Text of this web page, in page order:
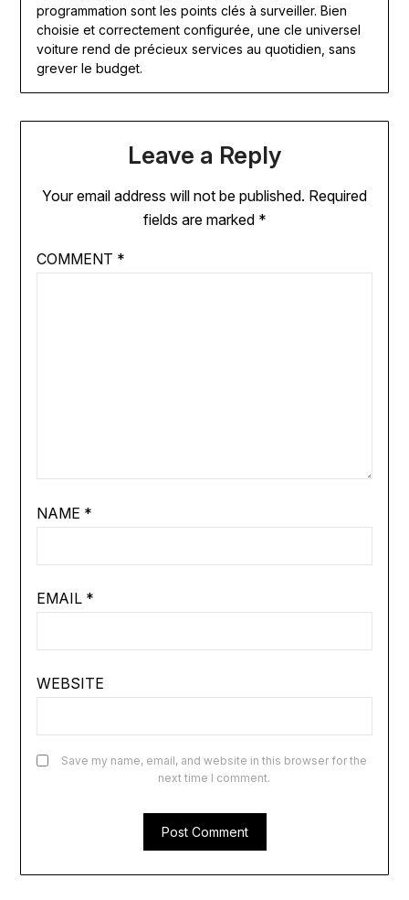
programmation sont les points clés à surveiller. Bien
choisie et correctement configurée, une cle universel
voiture rend de précieux services au quotidien, sans
grever le budget.
Leave a Reply
Your email address will not be published. Required
fields are marked *
COMMENT *
NAME *
EMAIL *
WEBSITE
Save my name, email, and website in this browser for the
next time I comment.